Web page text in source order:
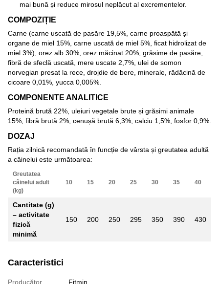
mai bună și reduce mirosul neplăcut al excrementelor.
COMPOZIȚIE
Carne (carne uscată de pasăre 19,5%, carne proaspătă și
organe de miel 15%, carne uscată de miel 5%, ficat hidrolizat de
miel 3%), orez alb 30%, orez măcinat 20%, grăsime de pasăre,
fibră de sfeclă uscată, mere uscate 2,7%, ulei de somon
norvegian presat la rece, drojdie de bere, minerale, rădăcină de
cicoare 0,01%, yucca 0,005%.
COMPONENTE ANALITICE
Proteină brută 22%, uleiuri vegetale brute și grăsimi animale
15%, fibră brută 2%, cenușă brută 6,3%, calciu 1,5%, fosfor 0,9%.
DOZAJ
Rația zilnică recomandată în funcție de vârsta și greutatea adultă
a câinelui este următoarea:
Greutatea
câinelui adult
(kg)
10 15 20 25 30 35 40
Cantitate (g)
– activitate
fizică
minimă
150 200 250 295 350 390 430
Caracteristici
Producător
Fitmin